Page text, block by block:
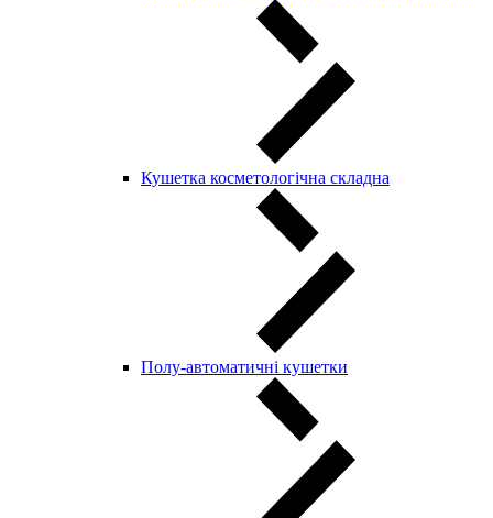
Кушетка косметологічна складна
Полу-автоматичні кушетки